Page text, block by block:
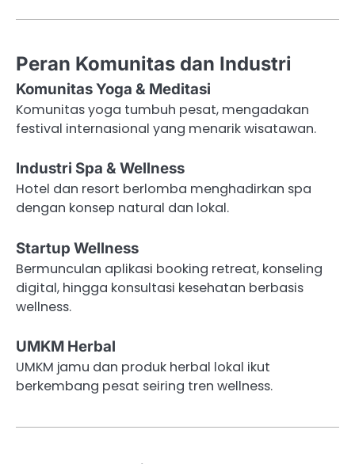
Peran Komunitas dan Industri
Komunitas Yoga & Meditasi
Komunitas yoga tumbuh pesat, mengadakan
festival internasional yang menarik wisatawan.
Industri Spa & Wellness
Hotel dan resort berlomba menghadirkan spa
dengan konsep natural dan lokal.
Startup Wellness
Bermunculan aplikasi booking retreat, konseling
digital, hingga konsultasi kesehatan berbasis
wellness.
UMKM Herbal
UMKM jamu dan produk herbal lokal ikut
berkembang pesat seiring tren wellness.